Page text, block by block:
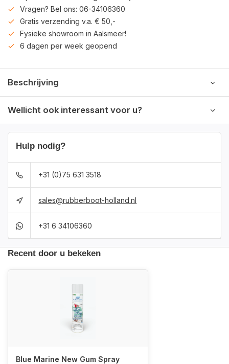
Vragen? Bel ons: 06-34106360
Gratis verzending v.a. € 50,-
Fysieke showroom in Aalsmeer!
6 dagen per week geopend
Beschrijving
Wellicht ook interessant voor u?
Hulp nodig?
+31 (0)75 631 3518
sales@rubberboot-holland.nl
+31 6 34106360
Recent door u bekeken
Blue Marine New Gum Spray